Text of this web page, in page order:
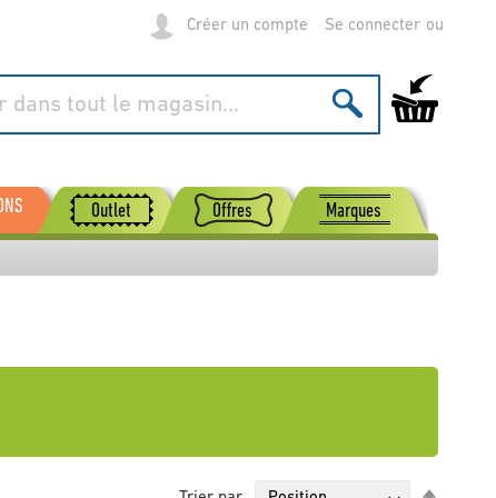
Créer un compte Se connecter
Mon panier
Outlet Offres Marques